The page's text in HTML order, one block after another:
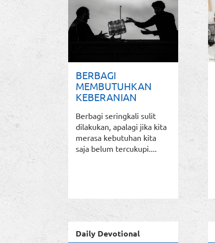
BERBAGI
MEMBUTUHKAN
KEBERANIAN
Berbagi seringkali sulit
dilakukan, apalagi jika kita
merasa kebutuhan kita
saja belum tercukupi....
Daily Devotional